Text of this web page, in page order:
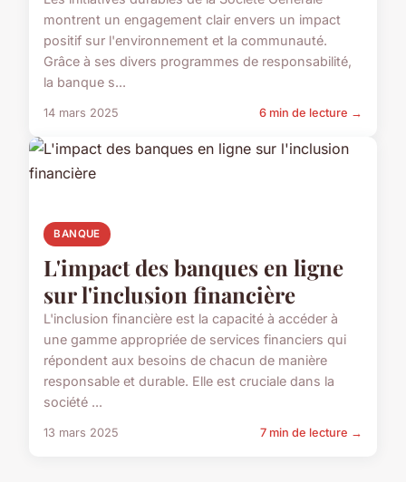
montrent un engagement clair envers un impact
positif sur l'environnement et la communauté.
Grâce à ses divers programmes de responsabilité,
la banque s...
14 mars 2025 6 min de lecture →
BANQUE
L'impact des banques en ligne
sur l'inclusion financière
L'inclusion financière est la capacité à accéder à
une gamme appropriée de services financiers qui
répondent aux besoins de chacun de manière
responsable et durable. Elle est cruciale dans la
société ...
13 mars 2025 7 min de lecture →